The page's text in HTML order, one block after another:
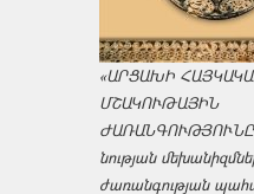
«ԱՐՑԱԽԻ
ՄՇԱԿՈՒԹԱՅԻՆ
նության
ժառանգության